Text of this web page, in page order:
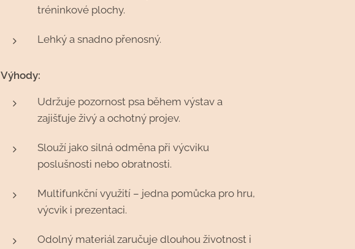
tréninkové plochy.
Lehký a snadno přenosný.
Výhody:
Udržuje pozornost psa během výstav a
zajišťuje živý a ochotný projev.
Slouží jako silná odměna při výcviku
poslušnosti nebo obratnosti.
Multifunkční využití – jedna pomůcka pro hru,
výcvik i prezentaci.
Odolný materiál zaručuje dlouhou životnost i